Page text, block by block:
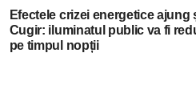
Efectele crizei energetice ajung
Cugir: iluminatul public va fi
pe timpul nopții